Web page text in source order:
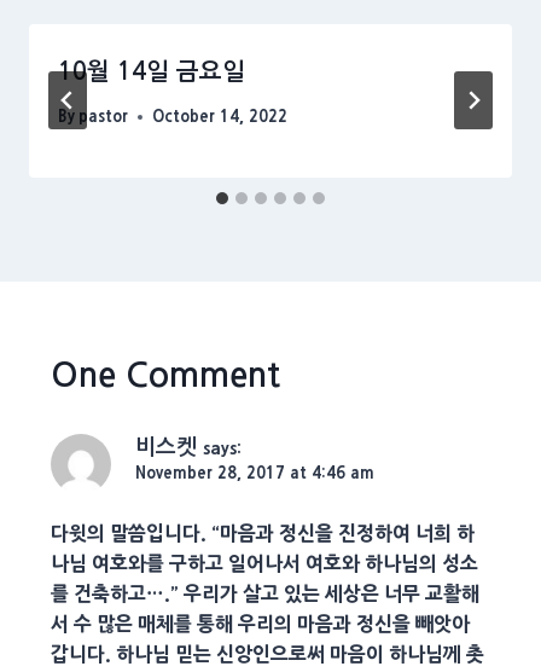
10월 14일 금요일
By pastor October 14, 2022
One Comment
비스켓 says:
November 28, 2017 at 4:46 am
다윗의 말씀입니다. “마음과 정신을 진정하여 너희 하
나님 여호와를 구하고 일어나서 여호와 하나님의 성소
를 건축하고….” 우리가 살고 있는 세상은 너무 교활해
서 수 많은 매체를 통해 우리의 마음과 정신을 빼앗아
갑니다. 하나님 믿는 신앙인으로써 마음이 하나님께 촛